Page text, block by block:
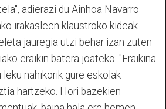
adierazi du Ainhoa Navarro
irakasleen klaustroko kideak.
jauregia utzi behar izan zuten
eraikin batera joateko: "Eraikina
leku nahikorik gure eskolak
hartzeko. Hori bazekien